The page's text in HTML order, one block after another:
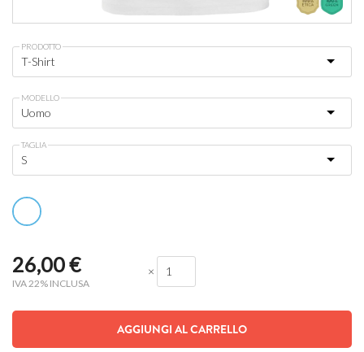
PRODOTTO
MODELLO
TAGLIA
26,00€
IVA 22% INCLUSA
×
AGGIUNGI AL CARRELLO